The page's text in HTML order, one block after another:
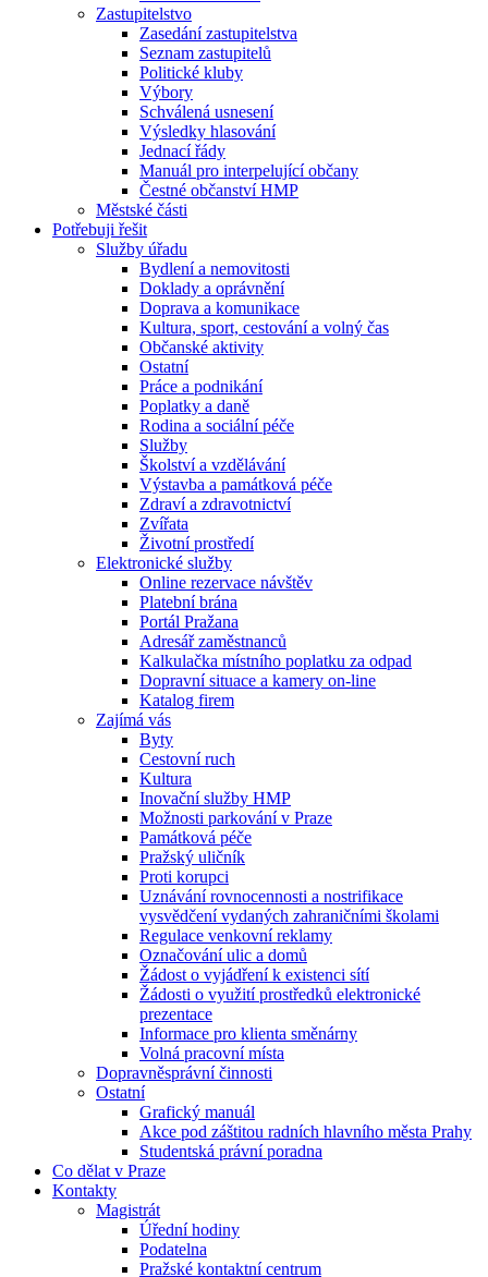
Zastupitelstvo
Zasedání zastupitelstva
Seznam zastupitelů
Politické kluby
Výbory
Schválená usnesení
Výsledky hlasování
Jednací řády
Manuál pro interpelující občany
Čestné občanství HMP
Městské části
Potřebuji řešit
Služby úřadu
Bydlení a nemovitosti
Doklady a oprávnění
Doprava a komunikace
Kultura, sport, cestování a volný čas
Občanské aktivity
Ostatní
Práce a podnikání
Poplatky a daně
Rodina a sociální péče
Služby
Školství a vzdělávání
Výstavba a památková péče
Zdraví a zdravotnictví
Zvířata
Životní prostředí
Elektronické služby
Online rezervace návštěv
Platební brána
Portál Pražana
Adresář zaměstnanců
Kalkulačka místního poplatku za odpad
Dopravní situace a kamery on-line
Katalog firem
Zajímá vás
Byty
Cestovní ruch
Kultura
Inovační služby HMP
Možnosti parkování v Praze
Památková péče
Pražský uličník
Proti korupci
Uznávání rovnocennosti a nostrifikace
vysvědčení vydaných zahraničními školami
Regulace venkovní reklamy
Označování ulic a domů
Žádost o vyjádření k existenci sítí
Žádosti o využití prostředků elektronické
prezentace
Informace pro klienta směnárny
Volná pracovní místa
Dopravněsprávní činnosti
Ostatní
Grafický manuál
Akce pod záštitou radních hlavního města Prahy
Studentská právní poradna
Co dělat v Praze
Kontakty
Magistrát
Úřední hodiny
Podatelna
Pražské kontaktní centrum